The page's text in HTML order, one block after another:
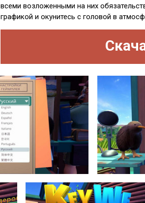
всеми возложенными на них
графикой и окунитесь с головой в